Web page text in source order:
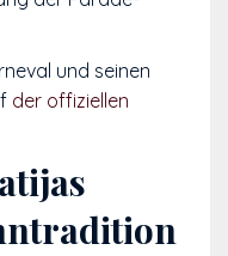
und seinen
der offiziellen